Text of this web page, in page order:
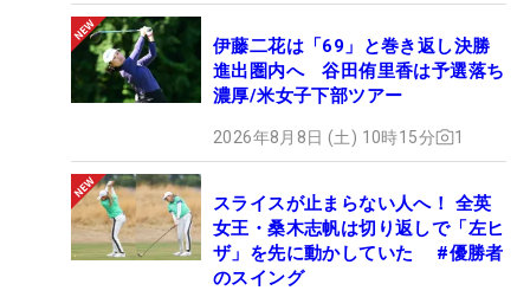
伊藤二花は「69」と巻き返し決勝
進出圏内へ 谷田侑里香は予選落ち
濃厚/米女子下部ツアー
2026年8月8日 (土) 10時15分 1
スライスが止まらない人へ！ 全英
女王・桑木志帆は切り返しで「左ヒ
ザ」を先に動かしていた #優勝者
のスイング